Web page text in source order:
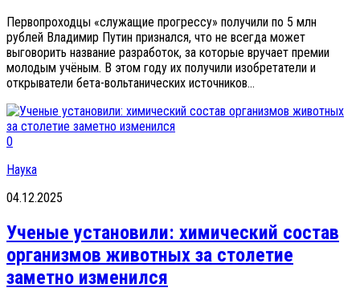
Первопроходцы «служащие прогрессу» получили по 5 млн
рублей Владимир Путин признался, что не всегда может
выговорить название разработок, за которые вручает премии
молодым учёным. В этом году их получили изобретатели и
открыватели бета-вольтанических источников...
0
Наука
04.12.2025
Ученые установили: химический состав
организмов животных за столетие
заметно изменился